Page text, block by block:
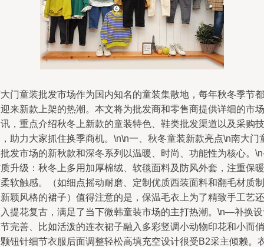
门童装批发市场作为国内知名的童装集散地，每年秋冬季节都
来新款上架的热潮。本文将为批发商和零售商提供详细的市场
，重点介绍秋冬上新款的童装特色、鞋类批发渠道以及采购技
助力大家抓住换季商机。\n\n一、秋冬童装新款亮点\n南大门
发市场的新秋款和深冬系列以温暖、时尚、功能性为核心。
升级：秋冬上多用加厚棉绒、软毯面料及防风外套，注重保暖
软触感。（如细点摇动耐磨、定制优质西装面料和翻毛材质制
颖风格的裙子）值得注意的是，保温毛衣上为了精致手工艺还
提花复古，满足了当下微韩童装市场的主打热潮。\n—补换
完善、比如活泼的连衣裙子融入多彩竖调小动物印花和小而俏
钮针细节衣服后面调整轻松高填充空设计很受B2采主倾赖。